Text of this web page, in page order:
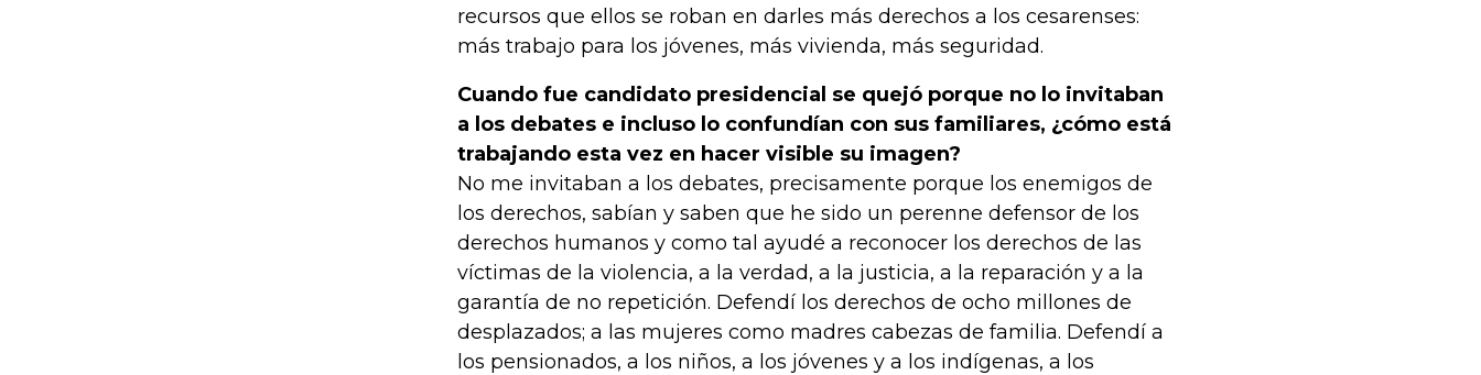
recursos que ellos se roban en darles más derechos a los cesarenses:
más trabajo para los jóvenes, más vivienda, más seguridad.
Cuando fue candidato presidencial se quejó porque no lo invitaban
a los debates e incluso lo confundían con sus familiares, ¿cómo está
trabajando esta vez en hacer visible su imagen?
No me invitaban a los debates, precisamente porque los enemigos de
los derechos, sabían y saben que he sido un perenne defensor de los
derechos humanos y como tal ayudé a reconocer los derechos de las
víctimas de la violencia, a la verdad, a la justicia, a la reparación y a la
garantía de no repetición. Defendí los derechos de ocho millones de
desplazados; a las mujeres como madres cabezas de familia. Defendí a
los pensionados, a los niños, a los jóvenes y a los indígenas, a los